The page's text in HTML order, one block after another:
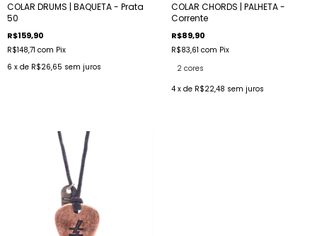
COLAR DRUMS | BAQUETA - Prata
50
R$159,90
R$148,71 com Pix
6 x de R$26,65 sem juros
COLAR CHORDS | PALHETA -
Corrente
R$89,90
R$83,61 com Pix
2 cores
4 x de R$22,48 sem juros